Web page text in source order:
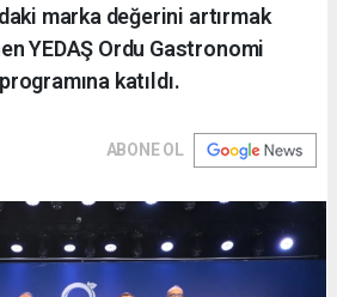
marka değerini artırmak
YEDAŞ Ordu Gastronomi
katıldı.
ABONE OL